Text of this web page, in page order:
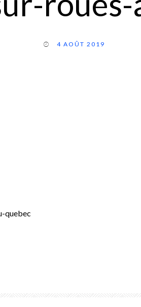
4 AOÛT 2019
quebec